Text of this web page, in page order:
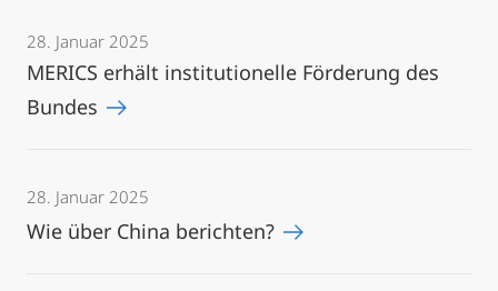
28. Januar 2025
MERICS erhält institutionelle Förderung des
Bundes
28. Januar 2025
Wie über China berichten?